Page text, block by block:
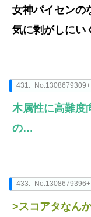
女神パイセンの
気に剥がしにい
431: No.1308679309+
木属性に高難度
の…
433: No.1308679396+
>スコアタなん